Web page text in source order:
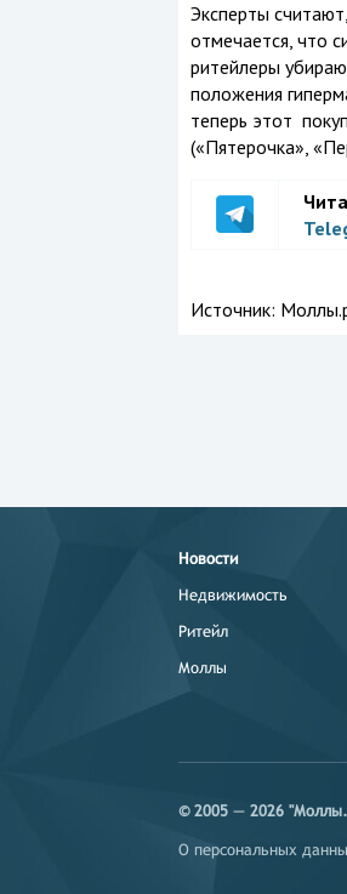
Эксперты
отмечается, что
ритейлеры
положения
теперь этот
(«Пятерочка»,
Источник:
Новости
Недвижимость
Ритейл
Моллы
© 2005 — 2026
О персональных